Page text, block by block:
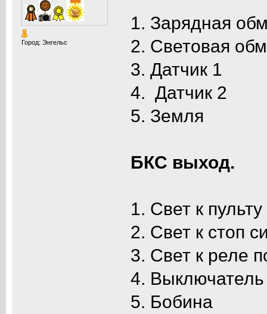
Город: Энгельс
1. Зарядная
2. Световая
3. Датчик 1
4. Датчик 2
5. Земля
БКС выход.
1. Свет к пульту
2. Свет к стоп
3. Свет к реле
4. Выключатель
5. Бобина